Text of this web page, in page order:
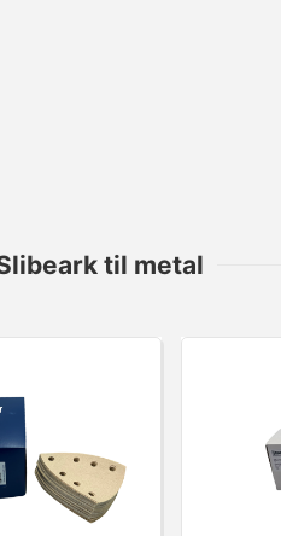
til metal